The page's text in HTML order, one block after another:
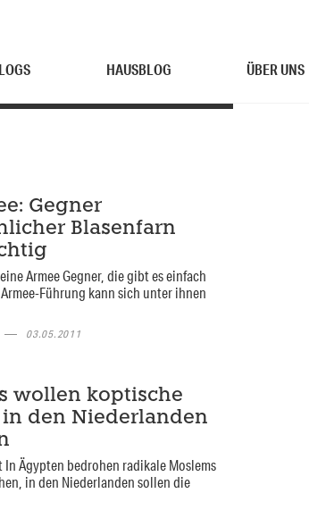
HAUSBLOG ÜBER UNS
Gegner
Blasenfarn
Armee Gegner, die gibt es einfach
Führung kann sich unter ihnen
03.05.2011
wollen koptische
den Niederlanden
In Ägypten bedrohen radikale Moslems
in den Niederlanden sollen die